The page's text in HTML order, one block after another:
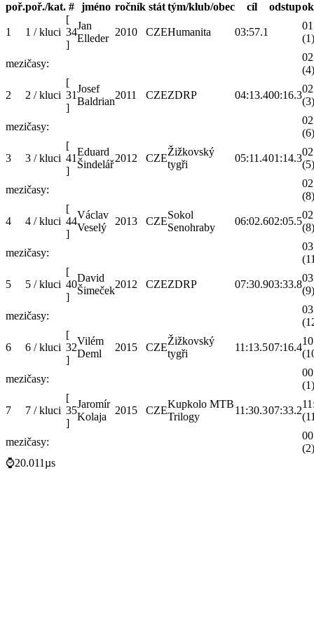
poř.poř./kat. # jméno ročník stát tým/klub/obec cíl odstup
1 1 / kluci
[
34
]
Jan
Elleder
2010 CZEHumanita 03:57.1
(1)
mezičasy:
2 2 / kluci
[
31
]
Josef
Baldrian
2011 CZEZDRP 04:13.400:16.3
(3)
mezičasy:
3 3 / kluci
[
41
]
Eduard
Šindelář
2012 CZE
Žižkovský
tygři
05:11.401:14.3
(5)
mezičasy:
4 4 / kluci
[
44
]
Václav
Veselý
2013 CZE
Sokol
Senohraby
06:02.602:05.5
(8)
mezičasy:
5 5 / kluci
[
40
]
David
Šimeček
2012 CZEZDRP 07:30.903:33.8
(9)
mezičasy:
6 6 / kluci
[
32
]
Vilém
Deml
2015 CZE
Žižkovský
tygři
11:13.507:16.4
mezičasy:
7 7 / kluci
[
35
]
Jaromír
Kolaja
2015 CZE
Kupkolo MTB
Trilogy
11:30.307:33.2
mezičasy:
⌚20.011µs